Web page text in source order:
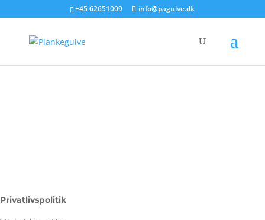
+45 62651009 info@pagulve.dk
Privatlivspolitik